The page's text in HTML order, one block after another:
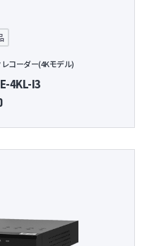
コーダー(4Kモデル)
4KL-I3